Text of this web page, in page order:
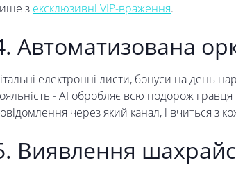
з ексклюзивні VIP-враження.
Автоматизована
електронні листи, бонуси на день
- AI обробляє всю подорож гравця
через який канал, і вчиться з
Виявлення